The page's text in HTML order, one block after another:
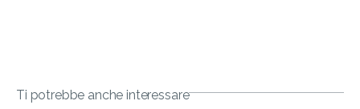
Ti potrebbe anche interessare